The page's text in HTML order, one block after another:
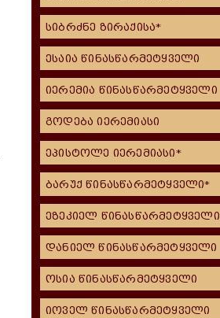
სიბრძნე ზირაქისა*
ესაია წინასწარმეტყველი
იერემია წინასწარმეტყველი
გოდება იერემიასი
ეპისტოლე იერემიასი*
ბარუქ წინასწარმეტყველი*
ეზეკიელ წინასწარმეტყველი
დანიელ წინასწარმეტყველი
ოსია წინასწარმეტყველი
იოველ წინასწარმეტყველი